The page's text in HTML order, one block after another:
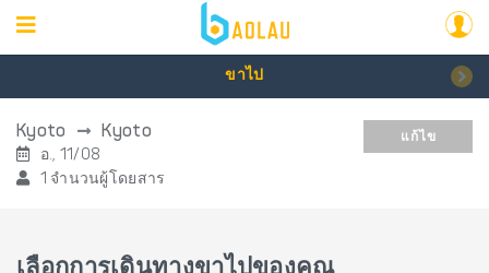
ขาไป
Kyoto Kyoto
อ., 11/08
1 จำนวนผู้โดยสาร
แก้ไข